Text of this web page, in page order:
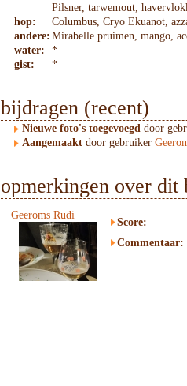
Pilsner, tarwemout,
hop:
Columbus, Cryo Ekuanot,
andere: Mirabelle pruimen, mango,
water:
*
gist:
*
bijdragen (recent)
Nieuwe foto's toegevoegd door
Aangemaakt door gebruiker
opmerkingen over dit
Geeroms Rudi
Score:
Commentaar: